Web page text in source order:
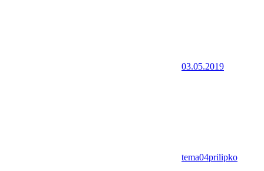
03.05.2019
tema04prilipko